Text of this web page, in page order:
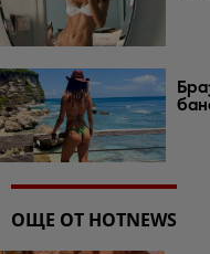
ОЩЕ ОТ HOTNEWS